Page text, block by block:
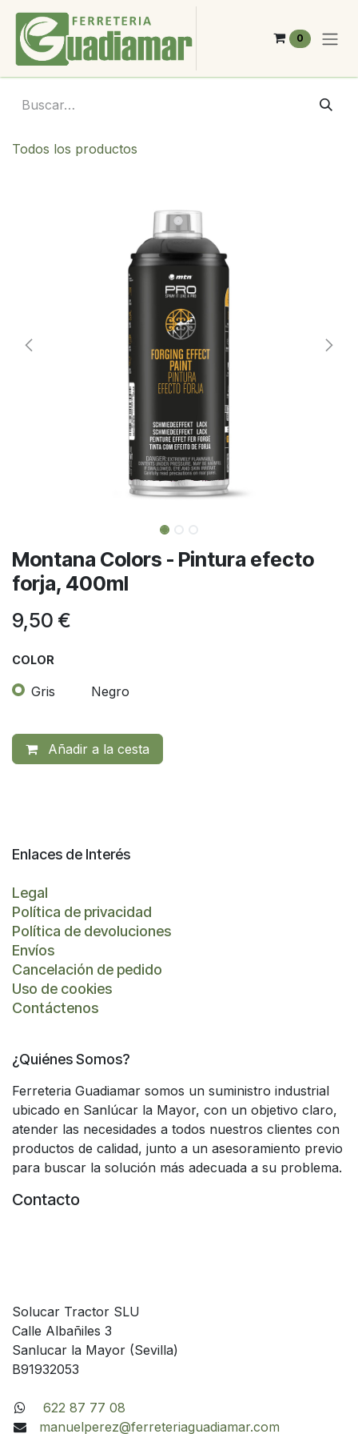
Ir al contenido
0
Todos los productos
Montana Colors - Pintura efecto
forja, 400ml
9,50 €
COLOR
Gris Negro
Añadir a la cesta
Enlaces de Interés
Legal
Política de privacidad
Política de devoluciones
Envíos
Cancelación de pedido
Uso de cookies
Contáctenos
¿Quiénes Somos?
Ferreteria Guadiamar somos un suministro industrial
ubicado en Sanlúcar la Mayor, con un objetivo claro,
atender las necesidades a todos nuestros clientes con
productos de calidad, junto a un asesoramiento previo
para buscar la solución más adecuada a su problema.
Contacto
Solucar Tractor SLU
Calle Albañiles 3
Sanlucar la Mayor (Sevilla)
B91932053
622 87 77 08
manuelperez@ferreteriaguadiamar.com